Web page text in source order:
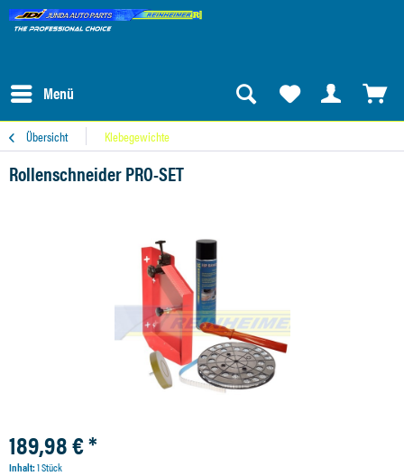
Menü
Übersicht Klebegewichte
Rollenschneider PRO-SET
189,98 € *
Inhalt:1 Stück